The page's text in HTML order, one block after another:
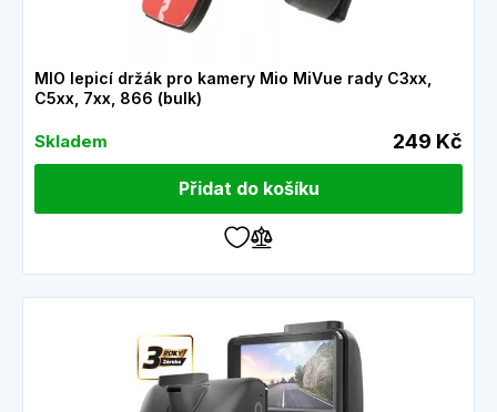
MIO lepicí držák pro kamery Mio MiVue rady C3xx,
C5xx, 7xx, 866 (bulk)
Skladem 249 Kč
Přidat do košíku